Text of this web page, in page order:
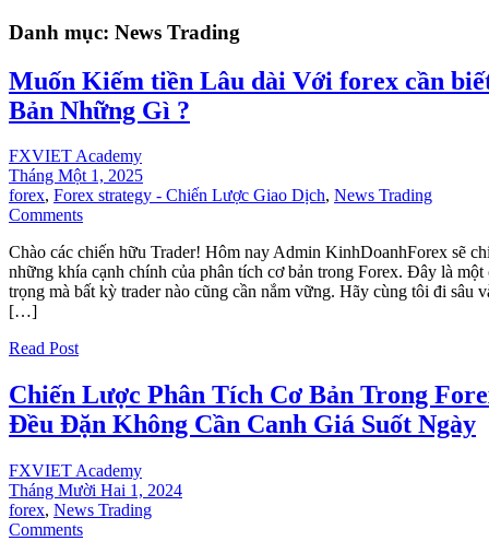
Danh mục: News Trading
Muốn Kiếm tiền Lâu dài Với forex cần
Bản Những Gì ?
FXVIET Academy
Tháng Một 1, 2025
forex, Forex strategy - Chiến Lược Giao Dịch, News Trading
Comments
Chào các chiến hữu Trader! Hôm nay Admin KinhDoanhForex sẽ
những khía cạnh chính của phân tích cơ bản trong Forex. Đây là
trọng mà bất kỳ trader nào cũng cần nắm vững. Hãy cùng tôi đi sâu
[…]
Read Post
Chiến Lược Phân Tích Cơ Bản Trong
Đều Đặn Không Cần Canh Giá Suốt Ngày
FXVIET Academy
Tháng Mười Hai 1, 2024
forex, News Trading
Comments